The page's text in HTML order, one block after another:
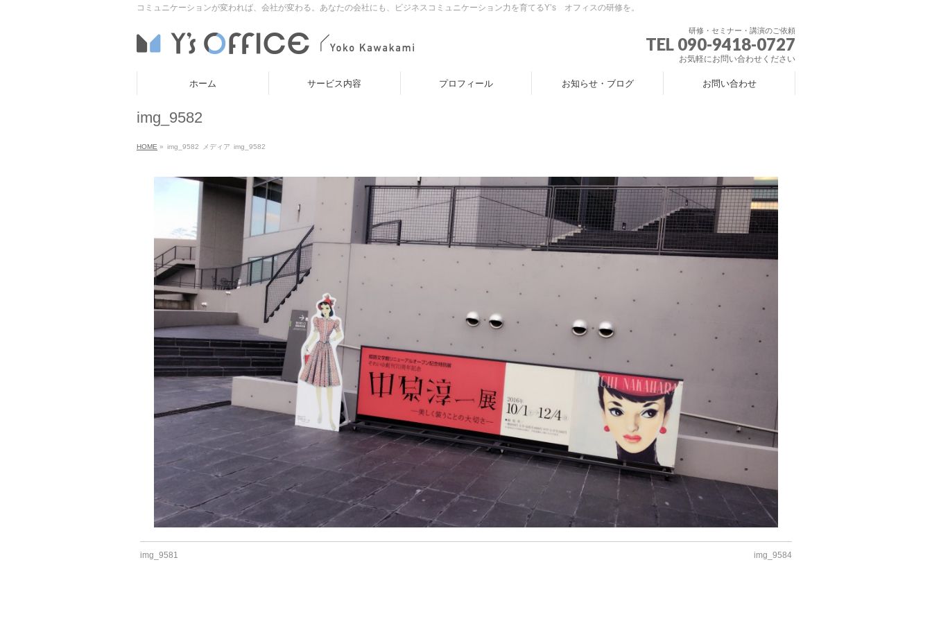
コミュニケーションが変われば、会社が変わる。あなたの会社にも、ビジネスコミュニケーション力を育てるY’s オフィスの研修を。
研修・セミナー・講演のご依頼
TEL 090-9418-0727
お気軽にお問い合わせください
ホーム サービス内容 プロフィール お知らせ・ブログ お問い合わせ
img_9582
HOME » img_9582 メディア img_9582
img_9581 img_9584